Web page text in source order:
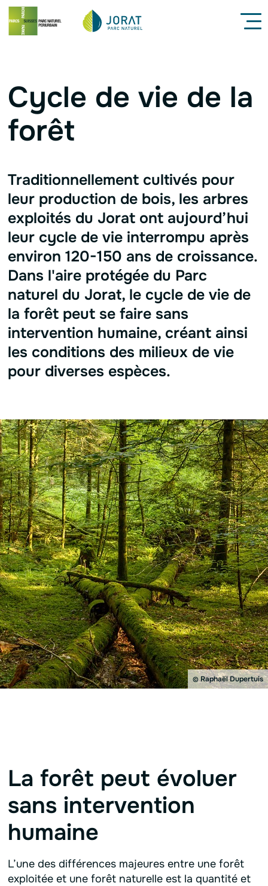
Navigation interne
Menu
Contenu
Pied de page
Cycle de vie de la
forêt
Traditionnellement cultivés pour
leur production de bois, les arbres
exploités du Jorat ont aujourd’hui
leur cycle de vie interrompu après
environ 120-150 ans de croissance.
Dans l'aire protégée du Parc
naturel du Jorat, le cycle de vie de
la forêt peut se faire sans
intervention humaine, créant ainsi
les conditions des milieux de vie
pour diverses espèces.
©Raphaël Dupertuis
La forêt peut évoluer
sans intervention
humaine
L’une des différences majeures entre une forêt
exploitée et une forêt naturelle est la quantité et